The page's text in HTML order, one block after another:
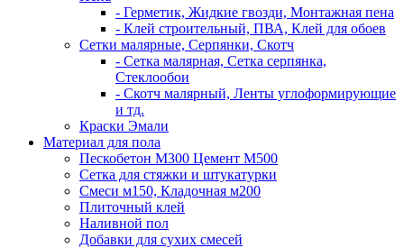
- Герметик, Жидкие гвозди, Монтажная пена
- Клей строительный, ПВА, Клей для обоев
Сетки малярные, Серпянки, Скотч
- Сетка малярная, Сетка серпянка,
Стеклообои
- Скотч малярный, Ленты углоформирующие
и тд.
Краски Эмали
Материал для пола
Пескобетон М300 Цемент М500
Сетка для стяжки и штукатурки
Смеси м150, Кладочная м200
Плиточный клей
Наливной пол
Добавки для сухих смесей